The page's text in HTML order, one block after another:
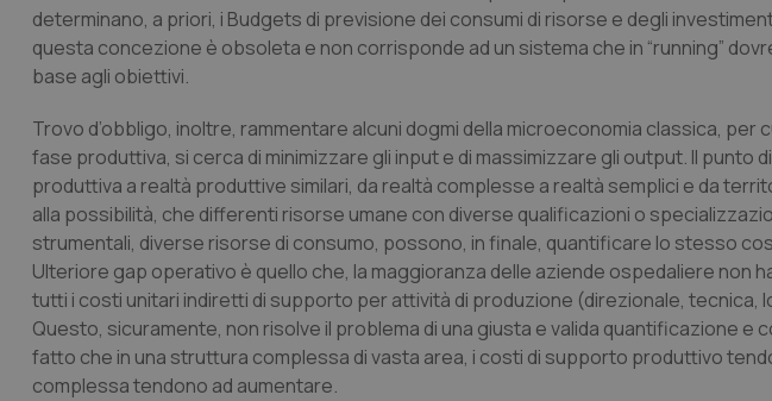
determinano, a priori, i Budgets di previsione dei consumi di risorse e degli
questa concezione è obsoleta e non corrisponde ad un sistema che in “running”
base agli obiettivi.
Trovo d’obbligo, inoltre, rammentare alcuni dogmi della microeconomia classica, per
fase produttiva, si cerca di minimizzare gli input e di massimizzare gli output. Il punto
produttiva a realtà produttive similari, da realtà complesse a realtà semplici e da
alla possibilità, che differenti risorse umane con diverse qualificazioni o
strumentali, diverse risorse di consumo, possono, in finale, quantificare lo stesso
Ulteriore gap operativo è quello che, la maggioranza delle aziende ospedaliere non
tutti i costi unitari indiretti di supporto per attività di produzione (direzionale, tecnica,
Questo, sicuramente, non risolve il problema di una giusta e valida quantificazione e
fatto che in una struttura complessa di vasta area, i costi di supporto produttivo
complessa tendono ad aumentare.